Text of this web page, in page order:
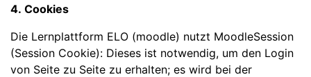
4. Cookies
Die Lernplattform ELO (moodle) nutzt MoodleSession
(Session Cookie): Dieses ist notwendig, um den Login
von Seite zu Seite zu erhalten; es wird bei der